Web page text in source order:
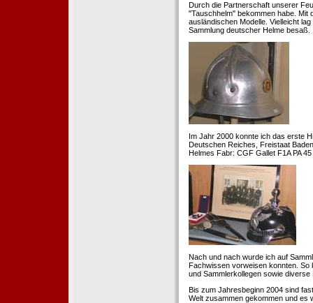
Durch die Partnerschaft unserer
"Tauschhelm" bekommen habe. Mit
ausländischen Modelle. Vielleicht
Sammlung deutscher Helme besaß.
Im Jahr 2000 konnte ich das erste
Deutschen Reiches, Freistaat
Helmes Fabr: CGF Gallet F1A PA
Nach und nach wurde ich auf
Fachwissen vorweisen konnten. So
und Sammlerkollegen sowie
Bis zum Jahresbeginn 2004 sind
Welt zusammen gekommen und es